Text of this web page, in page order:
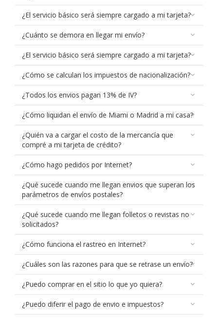
¿El servicio básico será siempre cargado a mi tarjeta?
¿Cuánto se demora en llegar mi envío?
¿El servicio básico será siempre cargado a mi tarjeta?
¿Cómo se calculan los impuestos de nacionalización?
¿Todos los envios pagan 13% de IV?
¿Cómo liquidan el envío de Miami o Madrid a mi casa?
¿Quién va a cargar el costo de la mercancía que
compré a mi tarjeta de crédito?
¿Cómo hago pedidos por Internet?
¿Qué sucede cuando me llegan envios que superan los
parámetros de envíos postales?
¿Qué sucede cuando me llegan folletos o revistas no
solicitados?
¿Cómo funciona el rastreo en Internet?
¿Cuáles son las razones para que se retrase un envío?
¿Puedo comprar en el sitio lo que yo quiera?
¿Puedo diferir el pago de envio e impuestos?